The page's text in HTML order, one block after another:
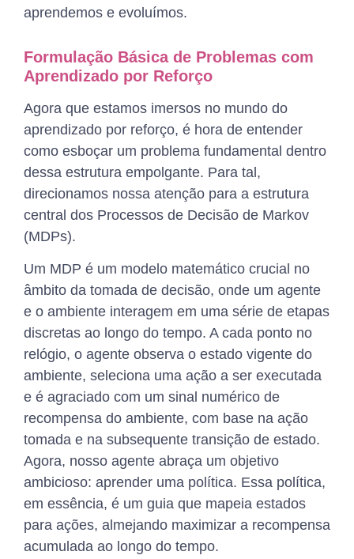
aprendemos e evoluímos.
Formulação Básica de Problemas com
Aprendizado por Reforço
Agora que estamos imersos no mundo do
aprendizado por reforço, é hora de entender
como esboçar um problema fundamental dentro
dessa estrutura empolgante. Para tal,
direcionamos nossa atenção para a estrutura
central dos Processos de Decisão de Markov
(MDPs).
Um MDP é um modelo matemático crucial no
âmbito da tomada de decisão, onde um agente
e o ambiente interagem em uma série de etapas
discretas ao longo do tempo. A cada ponto no
relógio, o agente observa o estado vigente do
ambiente, seleciona uma ação a ser executada
e é agraciado com um sinal numérico de
recompensa do ambiente, com base na ação
tomada e na subsequente transição de estado.
Agora, nosso agente abraça um objetivo
ambicioso: aprender uma política. Essa política,
em essência, é um guia que mapeia estados
para ações, almejando maximizar a recompensa
acumulada ao longo do tempo.